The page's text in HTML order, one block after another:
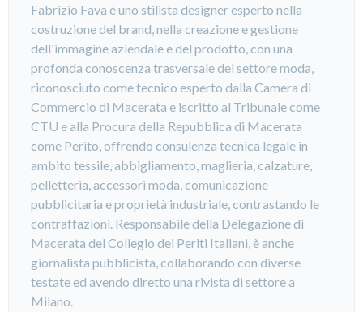
Fabrizio Fava è uno stilista designer esperto nella
costruzione del brand, nella creazione e gestione
dell'immagine aziendale e del prodotto, con una
profonda conoscenza trasversale del settore moda,
riconosciuto come tecnico esperto dalla Camera di
Commercio di Macerata e iscritto al Tribunale come
CTU e alla Procura della Repubblica di Macerata
come Perito, offrendo consulenza tecnica legale in
ambito tessile, abbigliamento, maglieria, calzature,
pelletteria, accessori moda, comunicazione
pubblicitaria e proprietà industriale, contrastando le
contraffazioni. Responsabile della Delegazione di
Macerata del Collegio dei Periti Italiani, è anche
giornalista pubblicista, collaborando con diverse
testate ed avendo diretto una rivista di settore a
Milano.